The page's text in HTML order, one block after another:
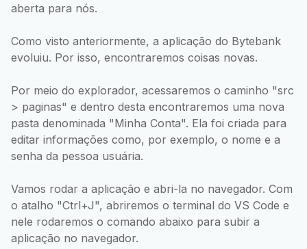
aberta para nós.
Como visto anteriormente, a aplicação do Bytebank
evoluiu. Por isso, encontraremos coisas novas.
Por meio do explorador, acessaremos o caminho "src
> paginas" e dentro desta encontraremos uma nova
pasta denominada "Minha Conta". Ela foi criada para
editar informações como, por exemplo, o nome e a
senha da pessoa usuária.
Vamos rodar a aplicação e abri-la no navegador. Com
o atalho "Ctrl+J", abriremos o terminal do VS Code e
nele rodaremos o comando abaixo para subir a
aplicação no navegador.